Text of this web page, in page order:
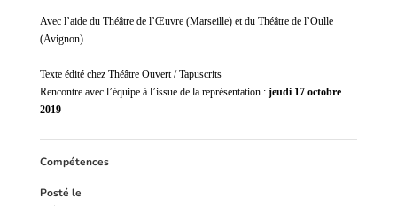
Avec l’aide du Théâtre de l’Œuvre (Marseille) et du Théâtre de l’Oulle
(Avignon).
Texte édité chez Théâtre Ouvert / Tapuscrits
Rencontre avec l’équipe à l’issue de la représentation : jeudi 17 octobre
2019
Compétences
Posté le